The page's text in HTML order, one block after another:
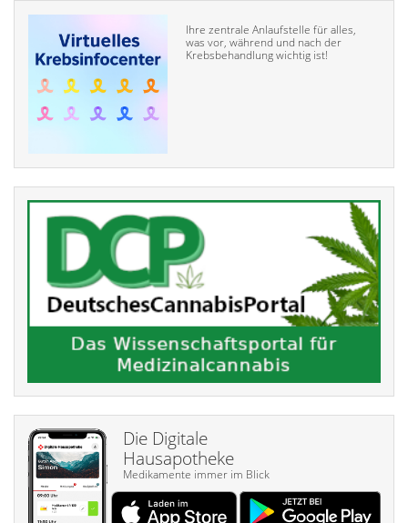
Ihre zentrale Anlaufstelle für alles,
was vor, während und nach der
Krebsbehandlung wichtig ist!
Die Digitale
Hausapotheke
Medikamente immer im Blick